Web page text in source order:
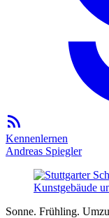
Kennenlernen
Andreas Spiegler
Sonne. Frühling.